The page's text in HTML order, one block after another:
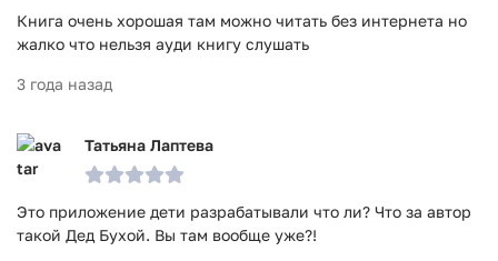
Книга очень хорошая там можно читать без интернета но
жалко что нельзя ауди книгу слушать
3 года назад
Татьяна Лаптева
Это приложение дети разрабатывали что ли? Что за автор
такой Дед Бухой. Вы там вообще уже?!